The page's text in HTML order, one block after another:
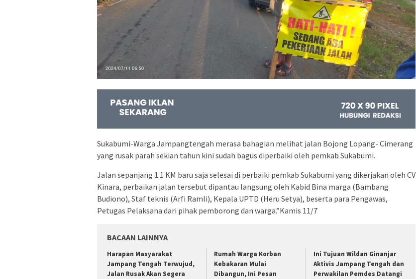
Sukabumi-Warga Jampangtengah merasa bahagian melihat jalan Bojong Lopang- Cimerang
yang rusak parah sekian tahun kini sudah bagus diperbaiki oleh pemkab Sukabumi.
Jalan sepanjang 1.1 KM baru saja selesai di perbaiki pemkab Sukabumi yang dikerjakan oleh CV
Kinara, perbaikan jalan tersebut dipantau langsung oleh Kabid Bina marga (Bambang
Budiono), Staf teknis (Arfi Ramli), Kepala UPTD (Heru Setya), beserta para Pengawas,
Petugas Pelaksana dari pihak pemborong dan warga.”Kamis 11/7
BACAAN LAINNYA
Harapan Masyarakat
Jampang Tengah Terwujud,
Jalan Rusak Akan Segera
Rumah Warga Korban
Kebakaran Mulai
Dibangun, Ini Pesan
Ini Tujuan Wildan Ginanjar
Aktivis Jampang Tengah dan
Perwakilan Pemdes Datangi